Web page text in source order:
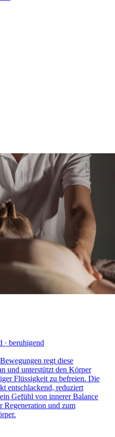
· beruhigend
regt diese
und unterstützt den Körper
Flüssigkeit zu befreien. Die
entschlackend, reduziert
Gefühl von innerer Balance
Regeneration und zum